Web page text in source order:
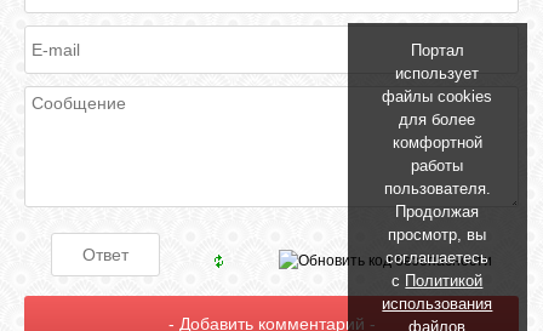
ФОТО
Портал
использует
файлы cookies
для более
комфортной
работы
пользователя.
Продолжая
просмотр, вы
соглашаетесь
с Политикой
использования
файлов